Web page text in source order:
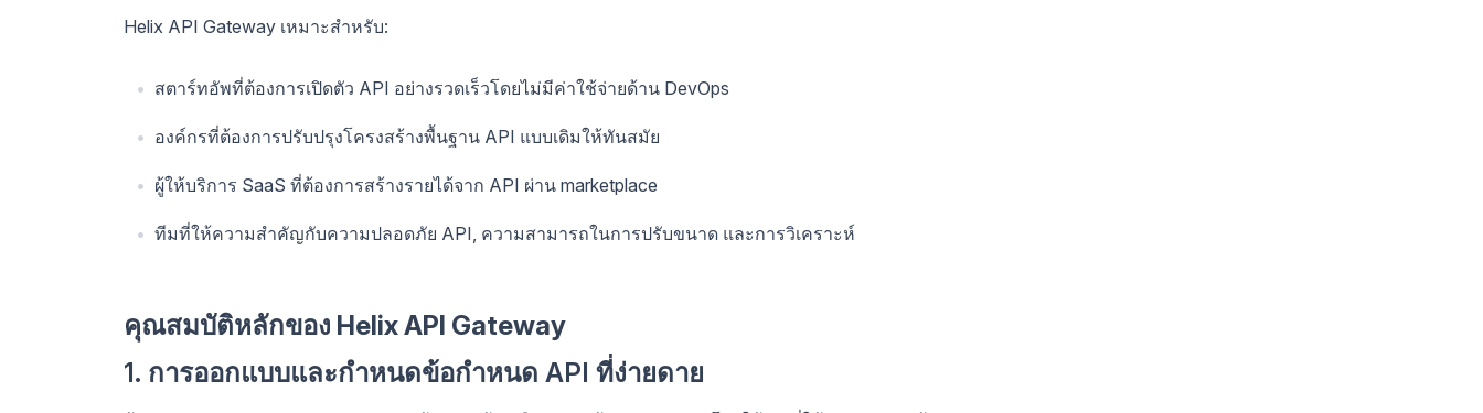
Helix API Gateway เหมาะสำหรับ:
สตาร์ทอัพที่ต้องการเปิดตัว API อย่างรวดเร็วโดยไม่มีค่าใช้จ่ายด้าน DevOps
องค์กรที่ต้องการปรับปรุงโครงสร้างพื้นฐาน API แบบเดิมให้ทันสมัย
ผู้ให้บริการ SaaS ที่ต้องการสร้างรายได้จาก API ผ่าน marketplace
ทีมที่ให้ความสำคัญกับความปลอดภัย API, ความสามารถในการปรับขนาด และการวิเคราะห์
คุณสมบัติหลักของ Helix API Gateway
1. การออกแบบและกำหนดข้อกำหนด API ที่ง่ายดาย